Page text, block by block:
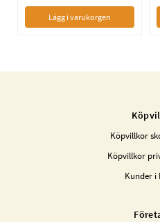
Lägg i varukorgen
Köpvillkor
Köpvillkor
Kunder i